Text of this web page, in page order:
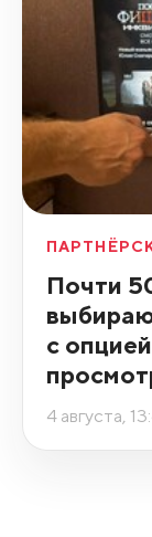
Почти
с
4 августа,